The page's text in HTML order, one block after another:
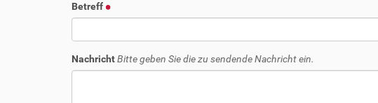
Betreff
NachrichtBitte geben Sie die zu sendende Nachricht ein.